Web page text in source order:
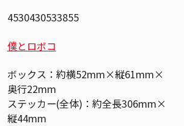
4530430533855
僕とロボコ
ボックス：約横52mm×縦61mm×
奥行22mm
ステッカー(全体)：約全長306mm×
縦44mm